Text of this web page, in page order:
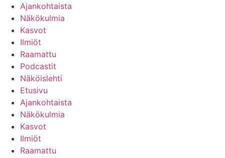
Ajankohtaista
Näkökulmia
Kasvot
Ilmiöt
Raamattu
Podcastit
Näköislehti
Etusivu
Ajankohtaista
Näkökulmia
Kasvot
Ilmiöt
Raamattu